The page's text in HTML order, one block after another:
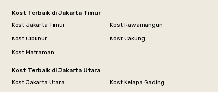
Kost Terbaik di Jakarta Timur
Kost Jakarta Timur
Kost Rawamangun
Kost Cibubur
Kost Cakung
Kost Matraman
Kost Terbaik di Jakarta Utara
Kost Jakarta Utara
Kost Kelapa Gading